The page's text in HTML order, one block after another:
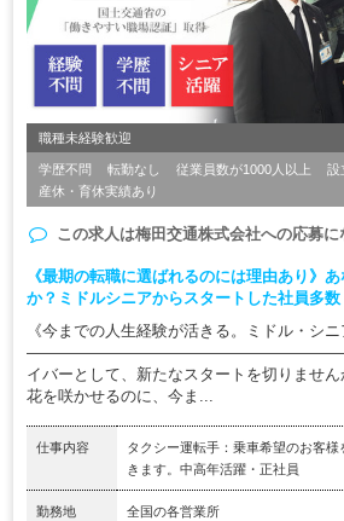
職種未経験歓迎
学歴不問 転勤なし 従業員数が1000人以上
設
産休・育休実績あり
この求人は梅田交通株式会社への応募に
《最期の転職に選ばれるのには理由あり》
か？ミドルシニアからスタートした社員多数
《今までの人生経験が活きる。ミドル・シニ
イバーとして、新たなスタートを切りませ
花を咲かせるのに、今ま...
仕事内容
タクシー運転手：乗車希望のお客
きます。中高年活躍・正社員
勤務地 全国の各営業所